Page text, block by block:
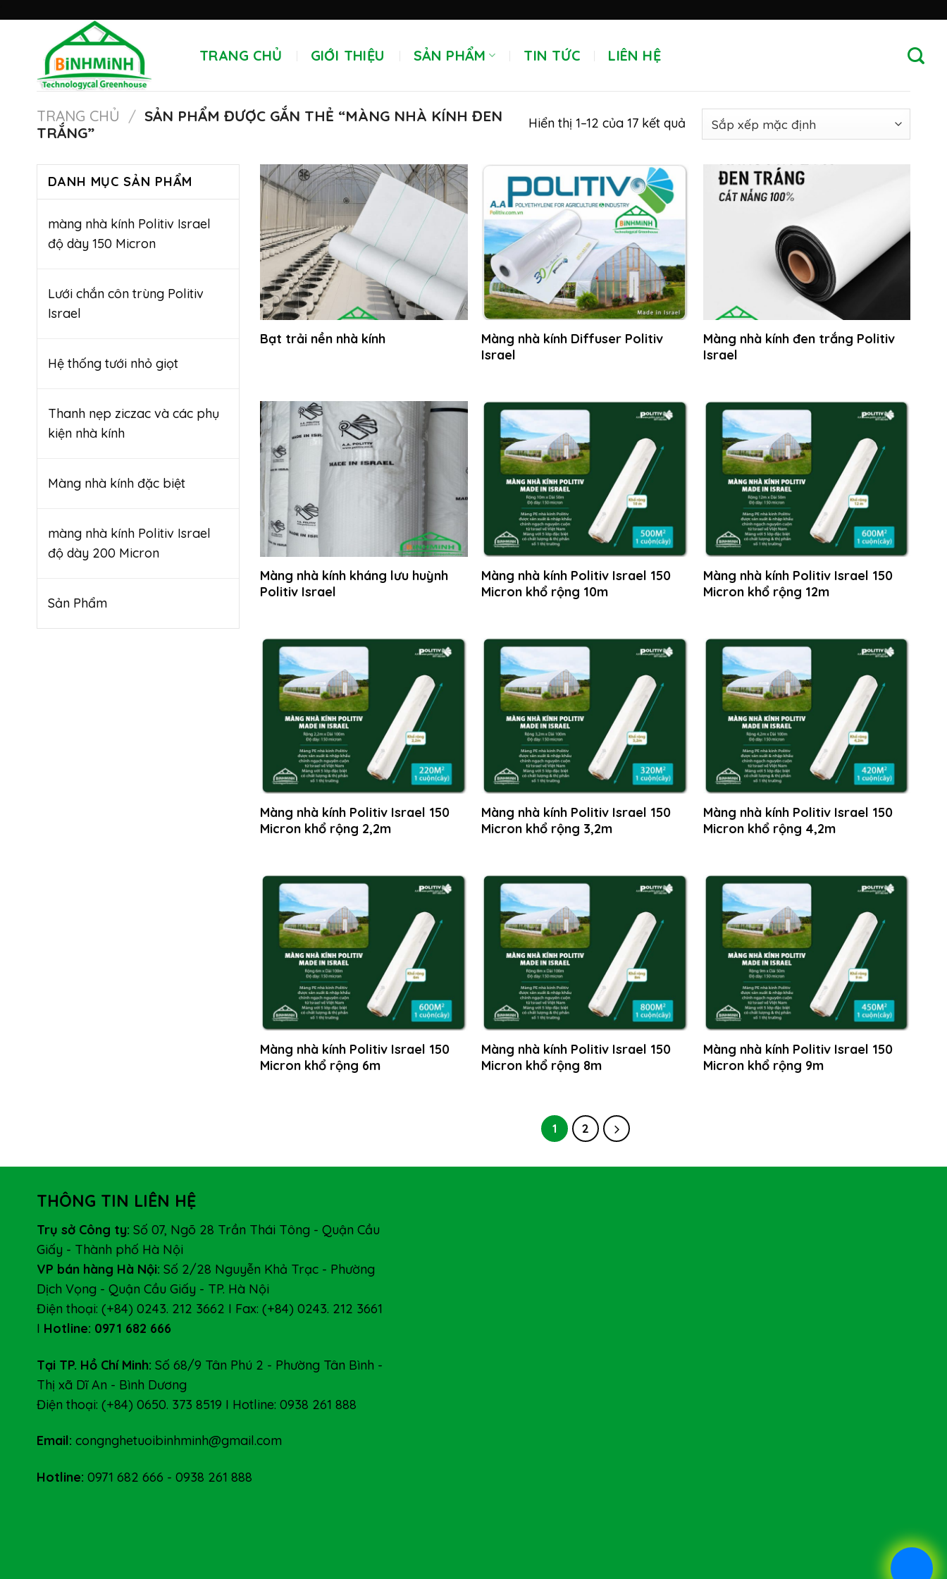
TRANG CHỦ GIỚI THIỆU SẢN PHẨM TIN TỨC LIÊN HỆ
TRANG CHỦ / SẢN PHẨM ĐƯỢC GẮN THẺ “MÀNG NHÀ KÍNH ĐEN
TRẮNG”
Hiển thị 1–12 của 17 kết quả
DANH MỤC SẢN PHẨM
màng nhà kính Politiv Israel
độ dày 150 Micron
Lưới chắn côn trùng Politiv
Israel
Hệ thống tưới nhỏ giọt
Thanh nẹp ziczac và các phụ
kiện nhà kính
Màng nhà kính đặc biệt
màng nhà kính Politiv Israel
độ dày 200 Micron
Sản Phẩm
Bạt trải nền nhà kính
Màng nhà kính Diffuser Politiv
Israel
Màng nhà kính đen trắng Politiv
Israel
Màng nhà kính kháng lưu huỳnh
Politiv Israel
Màng nhà kính Politiv Israel 150
Micron khổ rộng 10m
Màng nhà kính Politiv Israel 150
Micron khổ rộng 12m
Màng nhà kính Politiv Israel 150
Micron khổ rộng 2,2m
Màng nhà kính Politiv Israel 150
Micron khổ rộng 3,2m
Màng nhà kính Politiv Israel 150
Micron khổ rộng 4,2m
Màng nhà kính Politiv Israel 150
Micron khổ rộng 6m
Màng nhà kính Politiv Israel 150
Micron khổ rộng 8m
Màng nhà kính Politiv Israel 150
Micron khổ rộng 9m
1 2
THÔNG TIN LIÊN HỆ
Trụ sở Công ty: Số 07, Ngõ 28 Trần Thái Tông - Quận Cầu
Giấy - Thành phố Hà Nội
VP bán hàng Hà Nội: Số 2/28 Nguyễn Khả Trạc - Phường
Dịch Vọng - Quận Cầu Giấy - TP. Hà Nội
Điện thoại: (+84) 0243. 212 3662 I Fax: (+84) 0243. 212 3661
I Hotline: 0971 682 666
Tại TP. Hồ Chí Minh: Số 68/9 Tân Phú 2 - Phường Tân Bình -
Thị xã Dĩ An - Bình Dương
Điện thoại: (+84) 0650. 373 8519 I Hotline: 0938 261 888
Email: congnghetuoibinhminh@gmail.com
Hotline: 0971 682 666 - 0938 261 888